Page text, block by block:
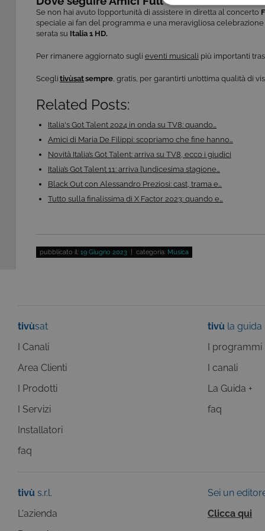
Se non hai avuto l’opportunità di assistere in diretta al concerto
speciale ai fan del programma e una meravigliosa
serata su Italia 1 HD.
Per rimanere aggiornato sugli eventi musicali più importanti
​​Scegli tivùsatsempre, gratis, per garantirti un’ottima qualità di
Related Posts:
Italia's Got Talent 2024 in onda su TV8: quando…
Amici di Maria De Filippi: scopriamo che fine hanno…
Novità Italia’s Got Talent: arriva su TV8, ecco i giudici
Italia’s Got Talent 11: arriva l’undicesima stagione…
Black Out con Alessandro Preziosi: cast, trama e…
Tutto sulla finalissima di X Factor 2023: quando e…
pubblicato il: 19 Giugno 2023 | categoria: Musica
tivùsat
I Canali
Area Clienti
I Prodotti
I Servizi
Installatori
faq
tivù la guida
I programmi
I canali
La Guida +
faq
tivù s.r.l.
L'azienda
Sei un
Clicca qui
COOKIE
Questi cookie sono
loro installazione, ma in tal
personali.
Nome
ASP.NET_SessionId
ASP.NET_SessionId
_ga_C1F21YC3QN
VISITOR_INFO1_LIVE